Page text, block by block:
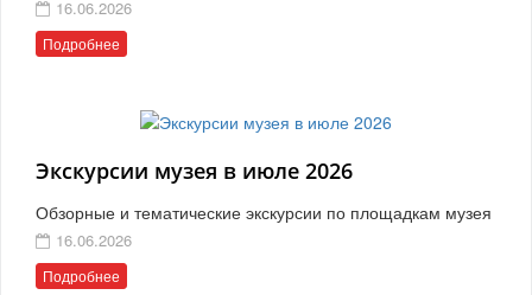
16.06.2026
Подробнее
Экскурсии музея в июле 2026
Обзорные и тематические экскурсии по площадкам музея
16.06.2026
Подробнее